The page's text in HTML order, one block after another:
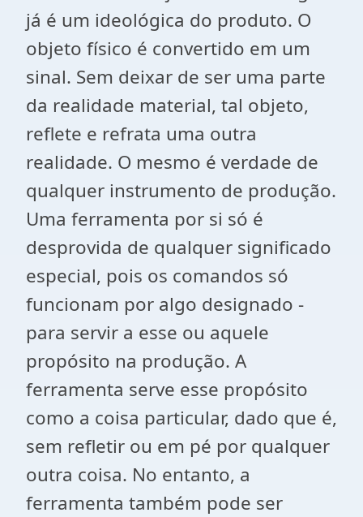
já é um ideológica do produto. O
objeto físico é convertido em um
sinal. Sem deixar de ser uma parte
da realidade material, tal objeto,
reflete e refrata uma outra
realidade. O mesmo é verdade de
qualquer instrumento de produção.
Uma ferramenta por si só é
desprovida de qualquer significado
especial, pois os comandos só
funcionam por algo designado -
para servir a esse ou aquele
propósito na produção. A
ferramenta serve esse propósito
como a coisa particular, dado que é,
sem refletir ou em pé por qualquer
outra coisa. No entanto, a
ferramenta também pode ser